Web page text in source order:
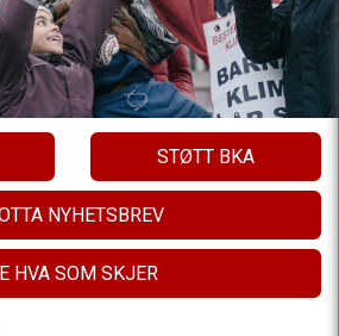
STØTT BKA
NYHETSBREV
HVA SOM SKJER